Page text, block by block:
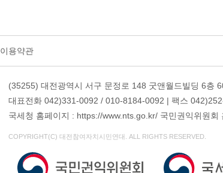
이용약관
(35255) 대전광역시 서구 문정로 148 굿앤월드빌딩 6층
대표전화 042)331-0092 / 010-8184-0092 | 팩스
국세청 홈페이지 : https://www.nts.go.kr/ 국민권익위원
COPYRIGHT(C) 대전참여자치시민연대. ALL RIGHTS RESERVED.